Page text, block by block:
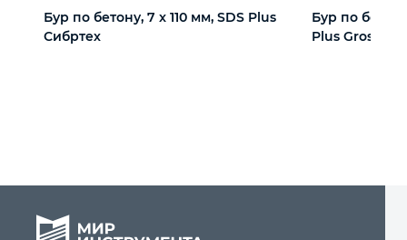
Бур по бетону, 7 x 110 мм, SDS Plus
Сибртех
Бур по
Plus Gross